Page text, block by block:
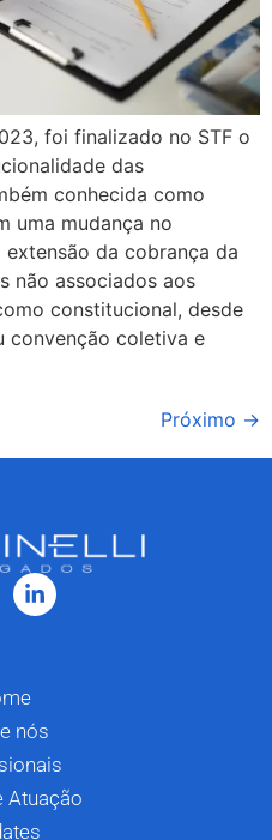
foi finalizado no STF o
das
conhecida como
uma mudança no
da cobrança da
não associados aos
constitucional, desde
convenção coletiva e
Próximo →
nós
Atuação